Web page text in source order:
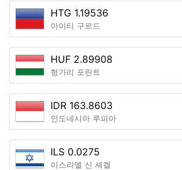
HTG 1.19536
아이티 구르드
HUF 2.89908
헝가리 포린트
IDR 163.8603
인도네시아 루피아
ILS 0.0275
이스라엘 신 셰켈